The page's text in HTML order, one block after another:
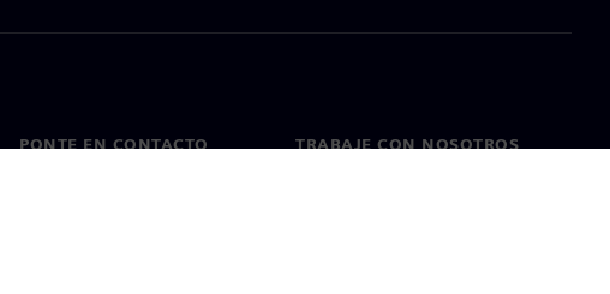
PONTE EN CONTACTO TRABAJE CON NOSOTROS